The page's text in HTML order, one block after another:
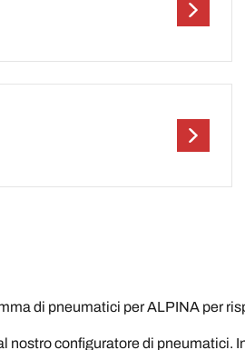
di pneumatici per ALPINA per
configuratore di pneumatici.